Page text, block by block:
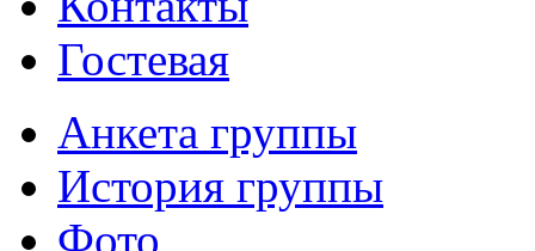
Гостевая
Анкета группы
История группы
Фото